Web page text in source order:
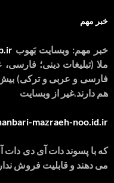
خبر مهم
خبر مهم: وبسایت بَهوب
ملا (تبلیغات دینی؛
هم دارند.غیر از وبسایت
mazraeh-noo.id.ir/
که با پسوند دات آی دی
می دهند و قابلیت فروش